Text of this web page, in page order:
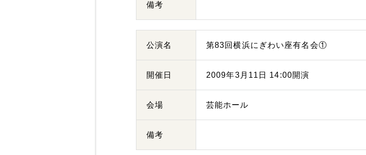
備考
公演名 第83回横浜にぎわい座有名会①
開催日 2009年3月11日 14:00開演
会場 芸能ホール
備考